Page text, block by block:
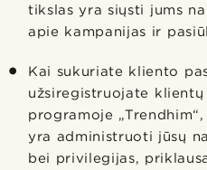
tikslas yra siųsti jums
apie kampanijas ir
Kai sukuriate kliento
užsiregistruojate
programoje
yra administruoti jūsų
bei privilegijas,